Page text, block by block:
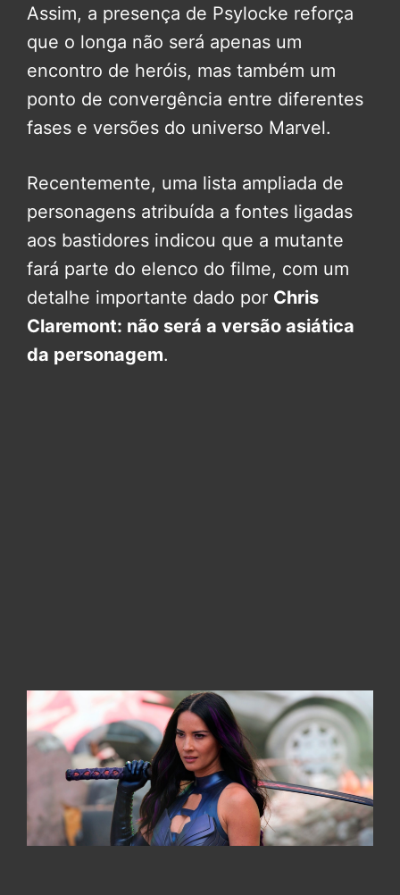
Assim, a presença de Psylocke reforça
que o longa não será apenas um
encontro de heróis, mas também um
ponto de convergência entre diferentes
fases e versões do universo Marvel.
Recentemente, uma lista ampliada de
personagens atribuída a fontes ligadas
aos bastidores indicou que a mutante
fará parte do elenco do filme, com um
detalhe importante dado por Chris
Claremont: não será a versão asiática
da personagem.